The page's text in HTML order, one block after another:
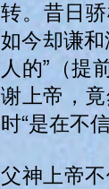
转。昔日
如今却谦
人的”（提
谢上帝，
时“是在不
父神上帝